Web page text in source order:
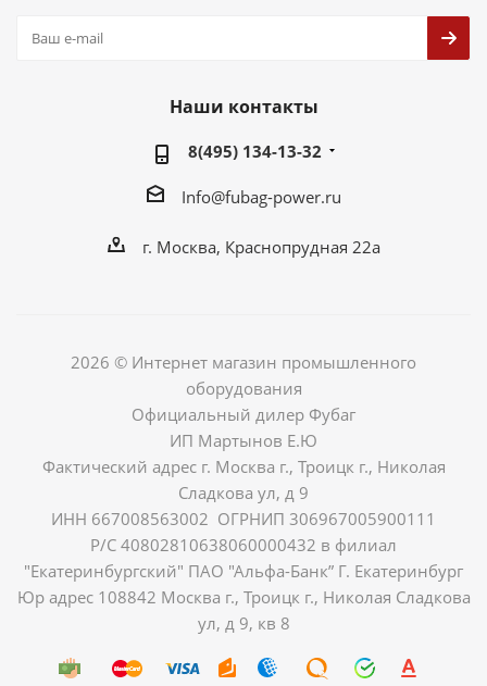
Наши контакты
8(495) 134-13-32
Info@fubag-power.ru
г. Москва, Краснопрудная 22а
2026 © Интернет магазин промышленного
оборудования
Официальный дилер Фубаг
ИП Мартынов Е.Ю
Фактический адрес г. Москва г., Троицк г., Николая
Сладкова ул, д 9
ИНН 667008563002 ОГРНИП 306967005900111
Р/С 40802810638060000432 в филиал
"Екатеринбургский" ПАО "Альфа-Банк” Г. Екатеринбург
Юр адрес 108842 Москва г., Троицк г., Николая Сладкова
ул, д 9, кв 8